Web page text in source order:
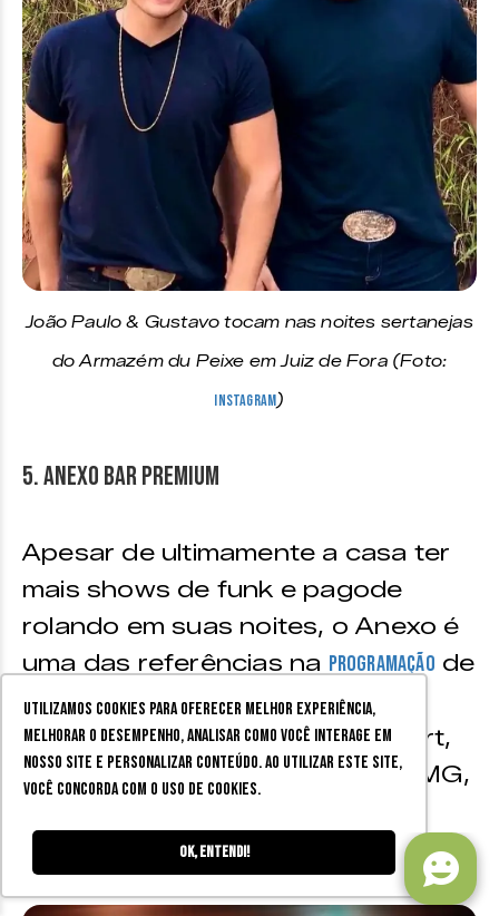
Utilizamos cookies para oferecer melhor experiência,
melhorar o desempenho, analisar como você interage em
nosso site e personalizar conteúdo. Ao utilizar este site,
você concorda com o uso de cookies.
Ok, entendi!
João Paulo & Gustavo tocam nas noites sertanejas
do Armazém du Peixe em Juiz de Fora (Foto:
Instagram)
5. Anexo Bar Premium
Apesar de ultimamente a casa ter
mais shows de funk e pagode
rolando em suas noites, o Anexo é
uma das referências na programação de
sertanejo.
Endereço:Rua Roberto Stiegert,
31 – São Pedro, Juiz de Fora – MG,
Redes sociais: Instagram